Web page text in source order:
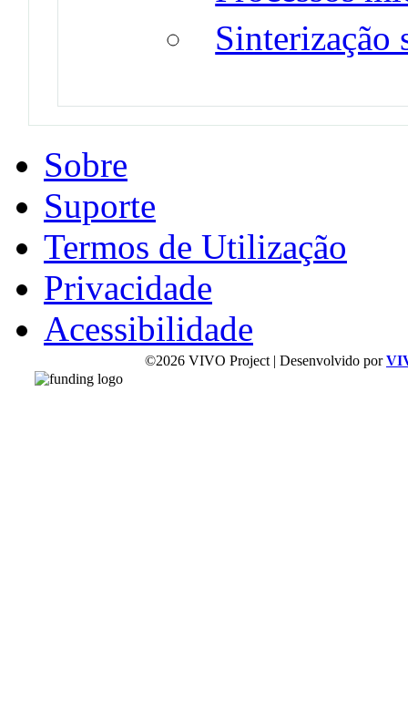
Sinterização
Sobre
Suporte
Termos de Utilização
Privacidade
Acessibilidade
©2026 VIVO Project | Desenvolvido por